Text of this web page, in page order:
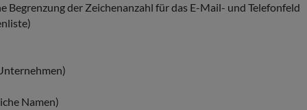
der Zeichenanzahl für das E-Mail- und Telefonfeld
Namen)